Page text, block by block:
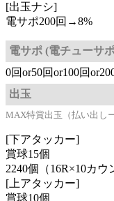
[出玉ナシ]
電サポ200回→8%
電サポ (電チューサ
0回or50回or100回
出玉
MAX特賞出玉（払い出し
[下アタッカー]
賞球15個
2240個（16R×10カウ
[上アタッカー]
賞球10個